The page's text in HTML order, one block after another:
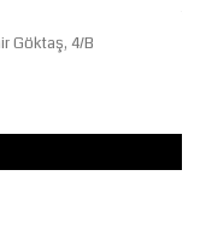
Göktaş, 4/B